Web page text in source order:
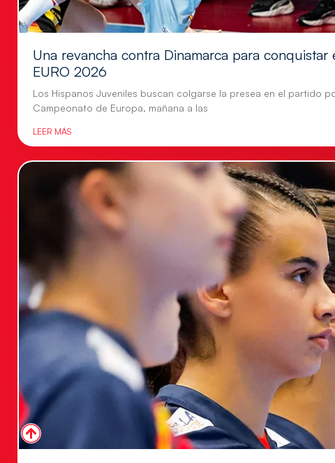
Una revancha contra Dinamarca para
EURO 2026
Los Hispanos Juveniles buscan colgarse la presea en el partido
Campeonato de Europa, mañana a las
LEER MÁS